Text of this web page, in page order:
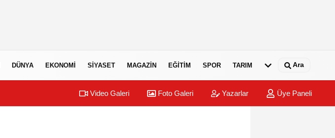
DÜNYA EKONOMI SIYASET MAGAZIN EĞITIM SPOR TARIM Ara
Video Galeri Foto Galeri Yazarlar Üye Paneli